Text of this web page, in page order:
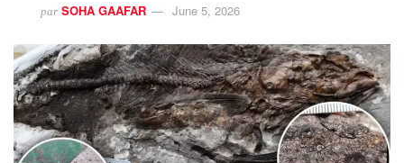
par SOHA GAAFAR June 5, 2026